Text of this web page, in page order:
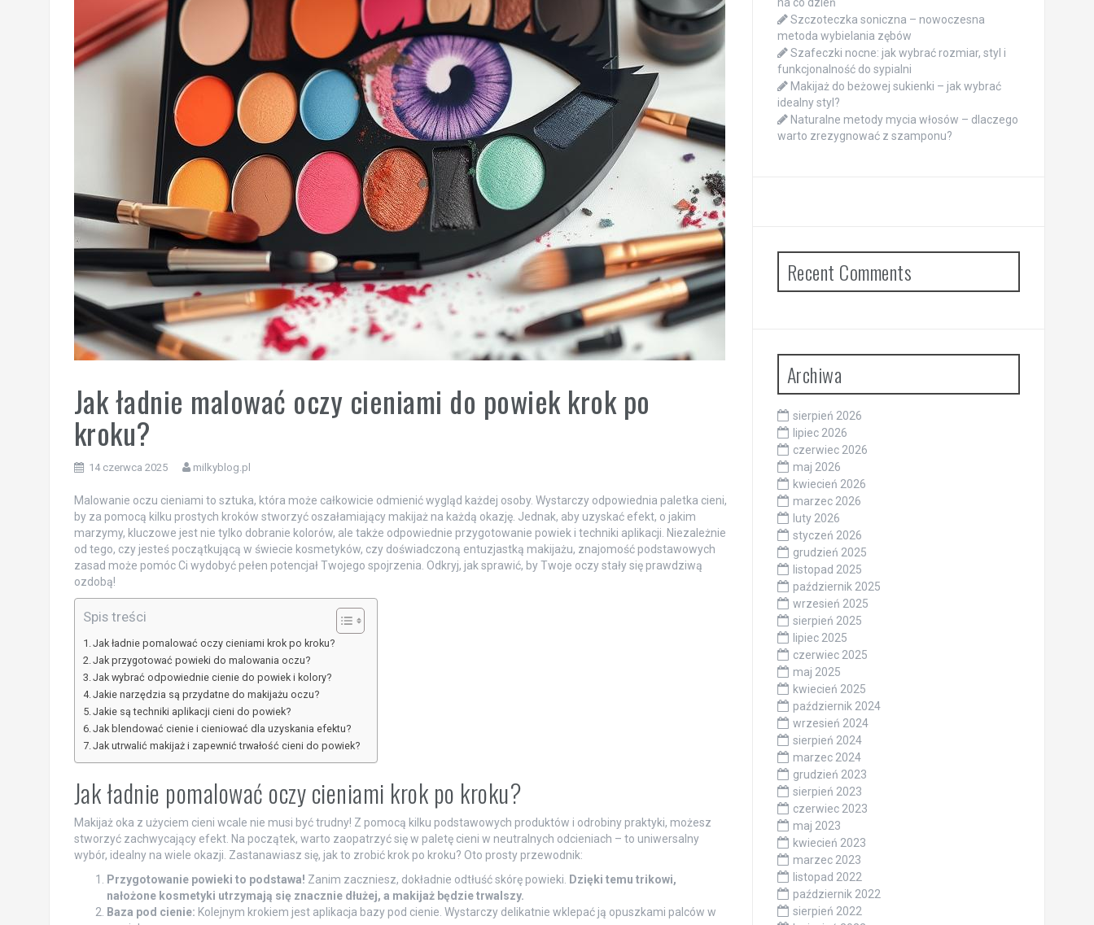
Jak ładnie malować oczy cieniami do powiek krok po
kroku?
14 czerwca 2025 milkyblog.pl
Malowanie oczu cieniami to sztuka, która może całkowicie odmienić wygląd każdej osoby. Wystarczy odpowiednia paletka cieni,
by za pomocą kilku prostych kroków stworzyć oszałamiający makijaż na każdą okazję. Jednak, aby uzyskać efekt, o jakim
marzymy, kluczowe jest nie tylko dobranie kolorów, ale także odpowiednie przygotowanie powiek i techniki aplikacji. Niezależnie
od tego, czy jesteś początkującą w świecie kosmetyków, czy doświadczoną entuzjastką makijażu, znajomość podstawowych
zasad może pomóc Ci wydobyć pełen potencjał Twojego spojrzenia. Odkryj, jak sprawić, by Twoje oczy stały się prawdziwą
ozdobą!
Spis treści
Jak ładnie pomalować oczy cieniami krok po kroku?
Jak przygotować powieki do malowania oczu?
Jak wybrać odpowiednie cienie do powiek i kolory?
Jakie narzędzia są przydatne do makijażu oczu?
Jakie są techniki aplikacji cieni do powiek?
Jak blendować cienie i cieniować dla uzyskania efektu?
Jak utrwalić makijaż i zapewnić trwałość cieni do powiek?
Jak ładnie pomalować oczy cieniami krok po kroku?
Makijaż oka z użyciem cieni wcale nie musi być trudny! Z pomocą kilku podstawowych produktów i odrobiny praktyki, możesz
stworzyć zachwycający efekt. Na początek, warto zaopatrzyć się w paletę cieni w neutralnych odcieniach – to uniwersalny
wybór, idealny na wiele okazji. Zastanawiasz się, jak to zrobić krok po kroku? Oto prosty przewodnik:
Przygotowanie powieki to podstawa! Zanim zaczniesz, dokładnie odtłuść skórę powieki.
Dzięki temu trikowi,
nałożone kosmetyki utrzymają się znacznie dłużej, a makijaż będzie trwalszy.
Baza pod cienie: Kolejnym krokiem jest aplikacja bazy pod cienie. Wystarczy delikatnie wklepać ją opuszkami palców w
Szczoteczka soniczna – nowoczesna
metoda wybielania zębów
Szafeczki nocne: jak wybrać rozmiar, styl i
funkcjonalność do sypialni
Makijaż do beżowej sukienki – jak wybrać
idealny styl?
Naturalne metody mycia włosów – dlaczego
warto zrezygnować z szamponu?
Recent Comments
Archiwa
sierpień 2026
lipiec 2026
czerwiec 2026
maj 2026
kwiecień 2026
marzec 2026
luty 2026
styczeń 2026
grudzień 2025
listopad 2025
październik 2025
wrzesień 2025
sierpień 2025
lipiec 2025
czerwiec 2025
maj 2025
kwiecień 2025
październik 2024
wrzesień 2024
sierpień 2024
marzec 2024
grudzień 2023
sierpień 2023
czerwiec 2023
maj 2023
kwiecień 2023
marzec 2023
listopad 2022
październik 2022
sierpień 2022